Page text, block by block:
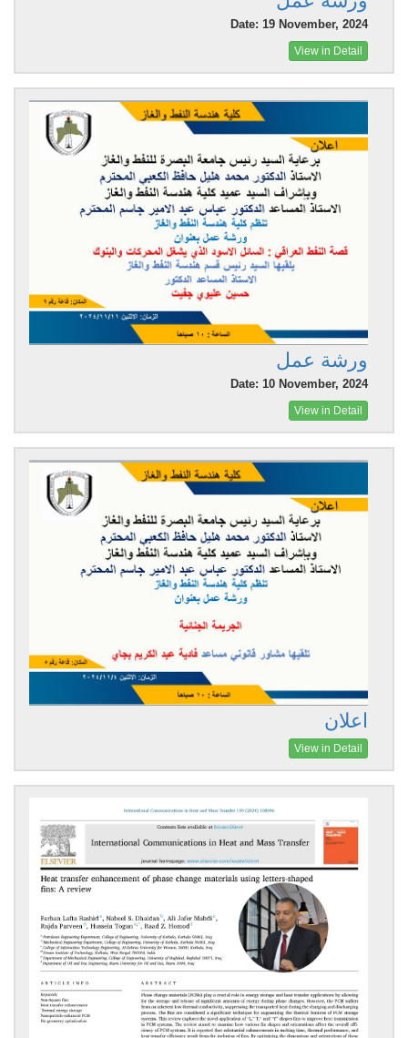
Date: 19 November, 2024
View in Detail
ورشة عمل
Date: 10 November, 2024
View in Detail
اعلان
View in Detail